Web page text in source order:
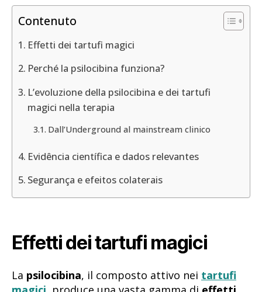
Contenuto
Effetti dei tartufi magici
Perché la psilocibina funziona?
L’evoluzione della psilocibina e dei tartufi
magici nella terapia
Dall’Underground al mainstream clinico
Evidência científica e dados relevantes
Segurança e efeitos colaterais
Effetti dei tartufi magici
La psilocibina, il composto attivo nei tartufi